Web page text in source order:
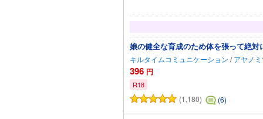
娘の健全な育成のため体を張って絶
キルタイムコミュニケーション / アヤノ
396 円
R18
(1,180) (6)